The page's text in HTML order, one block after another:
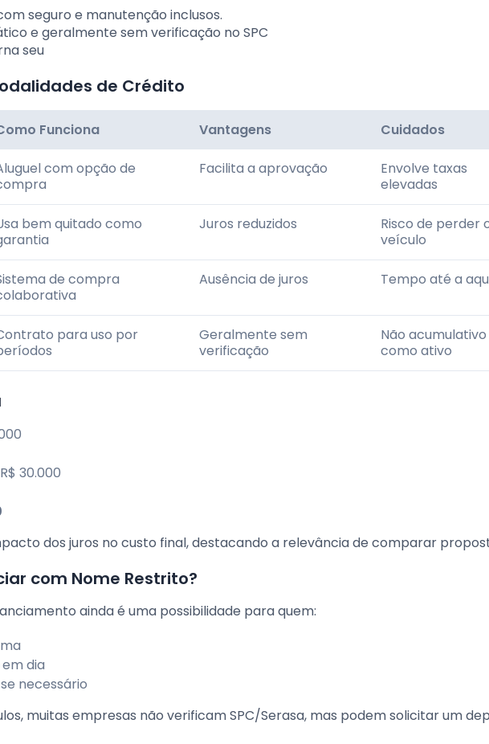
seguro e manutenção inclusos.
e geralmente sem verificação no SPC
seu
de Crédito
Funciona Vantagens Cuidados
com opção de
Facilita a aprovação
Envolve taxas
elevadas
bem quitado como
Juros reduzidos
Risco de perder
veículo
de compra
Ausência de juros Tempo até a
para uso por
Geralmente sem
verificação
Não acumulativo
como ativo
30.000
dos juros no custo final, destacando a relevância de comparar
com Nome Restrito?
ainda é uma possibilidade para quem:
dia
necessário
muitas empresas não verificam SPC/Serasa, mas podem solicitar um